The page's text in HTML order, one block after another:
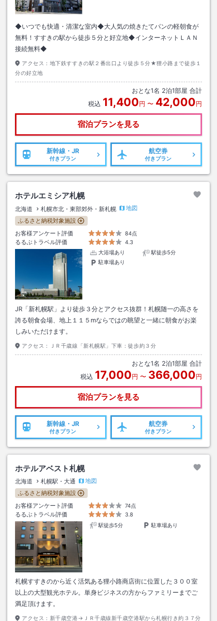
◆いつでも快適・清潔な室内◆大人気の焼きたてパンの軽朝食が
無料！すすきの駅から徒歩５分と好立地◆インターネットＬＡＮ
接続無料◆
アクセス： 地下鉄すすきの駅２番出口より徒歩５分★狸小路まで徒歩１
分の好立地
おとな1名 2泊1部屋 合計
税込 11,400円 〜 42,000円
宿泊プランを見る
新幹線・JR
付きプラン
航空券
付きプラン
ホテルエミシア札幌
北海道 札幌市北・東部郊外・新札幌
地図
ふるさと納税対象施設
お客様アンケート評価
84点
るるぶトラベル評価
4.3
大浴場あり
駅徒歩5分
駐車場あり
JR「新札幌駅」より徒歩３分とアクセス抜群！札幌随一の高さを
誇る朝食会場、地上１１５mならではの眺望と一緒に朝食がお楽
しみいただけます。
アクセス： ＪＲ千歳線「新札幌駅」下車：徒歩約３分
おとな1名 2泊1部屋 合計
税込 17,000円 〜 366,000円
宿泊プランを見る
新幹線・JR
付きプラン
航空券
付きプラン
ホテルアベスト札幌
北海道 札幌駅・大通
地図
ふるさと納税対象施設
お客様アンケート評価
74点
るるぶトラベル評価
3.8
駅徒歩5分
駐車場あり
札幌すすきのから近く活気ある狸小路商店街に位置した３００室
以上の大型観光ホテル。単身ビジネスの方からファミリーまでご
満足頂けます。
アクセス： 新千歳空港→ＪＲ千歳線新千歳空港駅から札幌行き約３７分